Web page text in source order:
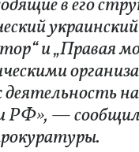
в его
и „Правая
на
РФ», —